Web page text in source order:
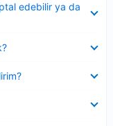
edebilir ya da